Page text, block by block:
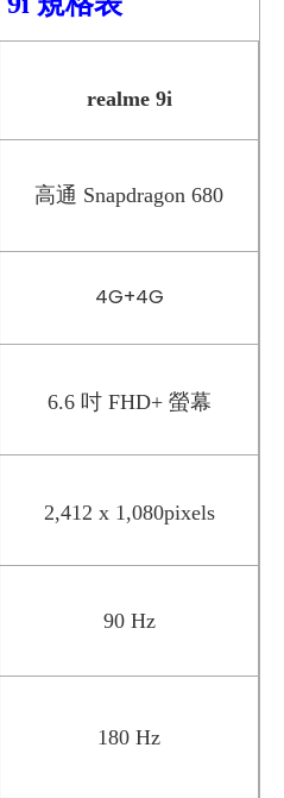
realme 9i
高通 Snapdragon 680
4G+4G
6.6 吋 FHD+ 螢幕
2,412 x 1,080pixels
90 Hz
180 Hz